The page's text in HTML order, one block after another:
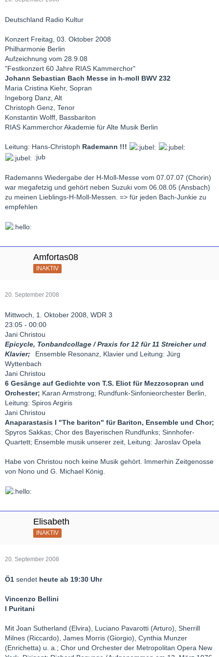
Deutschland Radio Kultur
Konzert Freitag, 03. Oktober 2008
Philharmonie Berlin
Aufzeichnung vom 28.9.08
"Festkonzert 60 Jahre RIAS Kammerchor"
Johann Sebastian Bach Messe in h-moll BWV 232
Maria Cristina Kiehr, Sopran
Ingeborg Danz, Alt
Christoph Genz, Tenor
Konstantin Wolff, Bassbariton
RIAS Kammerchor Akademie für Alte Musik Berlin
Leitung: Hans-Christoph Rademann !!!
:jub
Rademanns Wiedergabe der H-Moll-Messe vom 07.07.07 (Chorin)
war megafetzig und gehört neben Suzuki vom 06.08.05 (Ansbach)
zu meinen Lieblings-H-Moll-Messen. => für jeden Bach-Junkie zu
empfehlen
Amfortas08
INAKTIV
20. September 2008
Mittwoch, 1. Oktober 2008, WDR 3
23:05 - 00:00
Jani Christou
Epicycle, Tonbandcollage / Praxis for 12 für 11 Streicher und
Klavier;
Ensemble Resonanz, Klavier und Leitung: Jürg
Wyttenbach
Jani Christou
6 Gesänge auf Gedichte von T.S. Eliot für Mezzosopran und
Orchester; Karan Armstrong; Rundfunk-Sinfonieorchester Berlin,
Leitung: Spiros Argiris
Jani Christou
Anaparastasis I "The bariton" für Bariton, Ensemble und Chor;
Spyros Sakkas; Chor des Bayerischen Rundfunks; Sinnhofer-
Quartett; Ensemble musik unserer zeit, Leitung: Jaroslav Opela
Habe von Christou noch keine Musik gehört. Immerhin Zeitgenosse
von Nono und G. Michael König.
Elisabeth
INAKTIV
20. September 2008
Ö1 sendet heute ab 19:30 Uhr
Vincenzo Bellini
I Puritani
Mit Joan Sutherland (Elvira), Luciano Pavarotti (Arturo), Sherrill
Milnes (Riccardo), James Morris (Giorgio), Cynthia Munzer
(Enrichetta) u. a.; Chor und Orchester der Metropolitan Opera New